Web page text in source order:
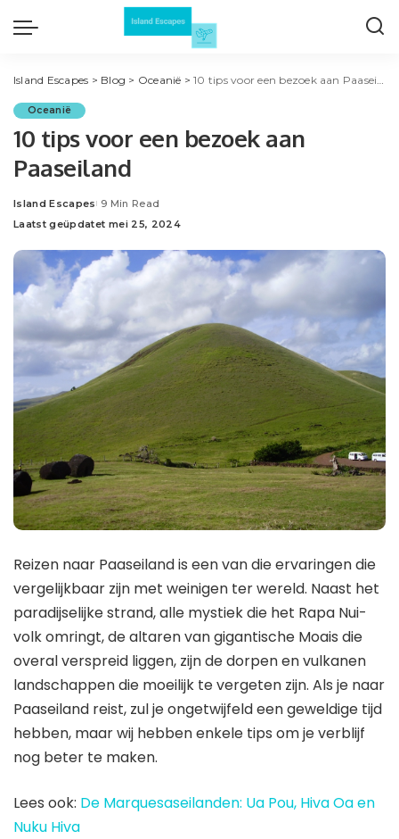
Island Escapes > Blog > Oceanië >10 tips voor een bezoek aan Paaseiland
Oceanië
10 tips voor een bezoek aan
Paaseiland
Posted
by
Island Escapes 9 Min Read
Laatst geüpdatet mei 25, 2024
Reizen naar Paaseiland is een van die ervaringen die
vergelijkbaar zijn met weinigen ter wereld. Naast het
paradijselijke strand, alle mystiek die het Rapa Nui-
volk omringt, de altaren van gigantische Moais die
overal verspreid liggen, zijn de dorpen en vulkanen
landschappen die moeilijk te vergeten zijn. Als je naar
Paaseiland reist, zul je ongetwijfeld een geweldige tijd
hebben, maar wij hebben enkele tips om je verblijf
nog beter te maken.
Lees ook: De Marquesaseilanden: Ua Pou, Hiva Oa en
Nuku Hiva